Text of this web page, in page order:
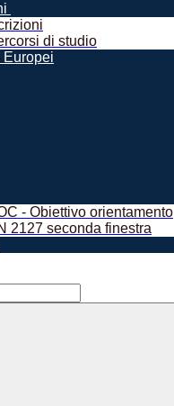
di studio
Europei
- Obiettivo orientamento
2127 seconda finestra